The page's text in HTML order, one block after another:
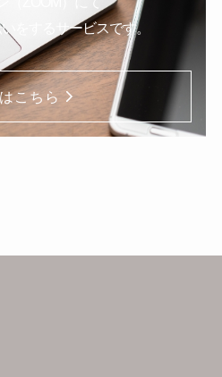
をするサービスです。
こちら